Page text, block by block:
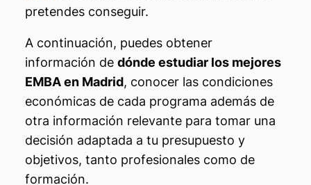
pretendes conseguir.
A continuación, puedes obtener
información de dónde estudiar los mejores
EMBA en Madrid, conocer las condiciones
económicas de cada programa además de
otra información relevante para tomar una
decisión adaptada a tu presupuesto y
objetivos, tanto profesionales como de
formación.